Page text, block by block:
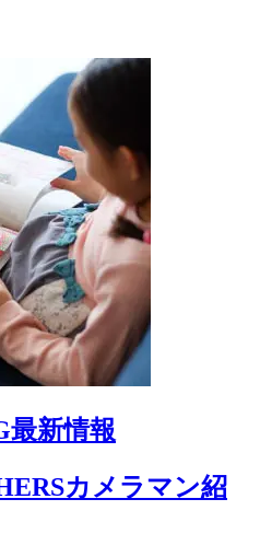
最新情報
カメラマン紹